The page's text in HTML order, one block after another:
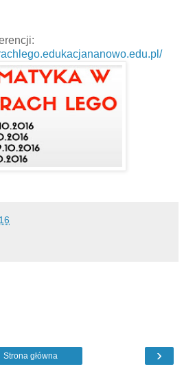
›
Strona główna